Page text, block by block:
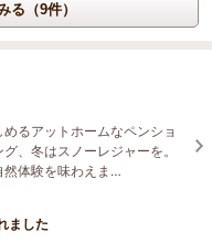
る（9件）
るアットホームなペンショ
、冬はスノーレジャーを。
体験を味わえま
ました